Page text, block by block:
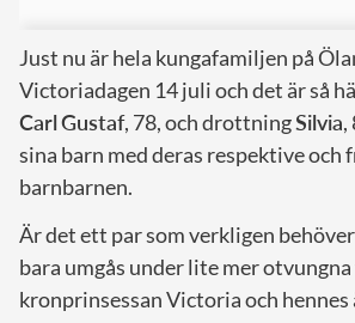
Just nu är hela kungafamiljen på
Victoriadagen 14 juli och det är så
CarlGustaf, 78, och drottningSilvia,
sina barn med deras respektive och
barnbarnen.
Är det ett par som verkligen
bara umgås under lite mer
kronprinsessan Victoria och hennes